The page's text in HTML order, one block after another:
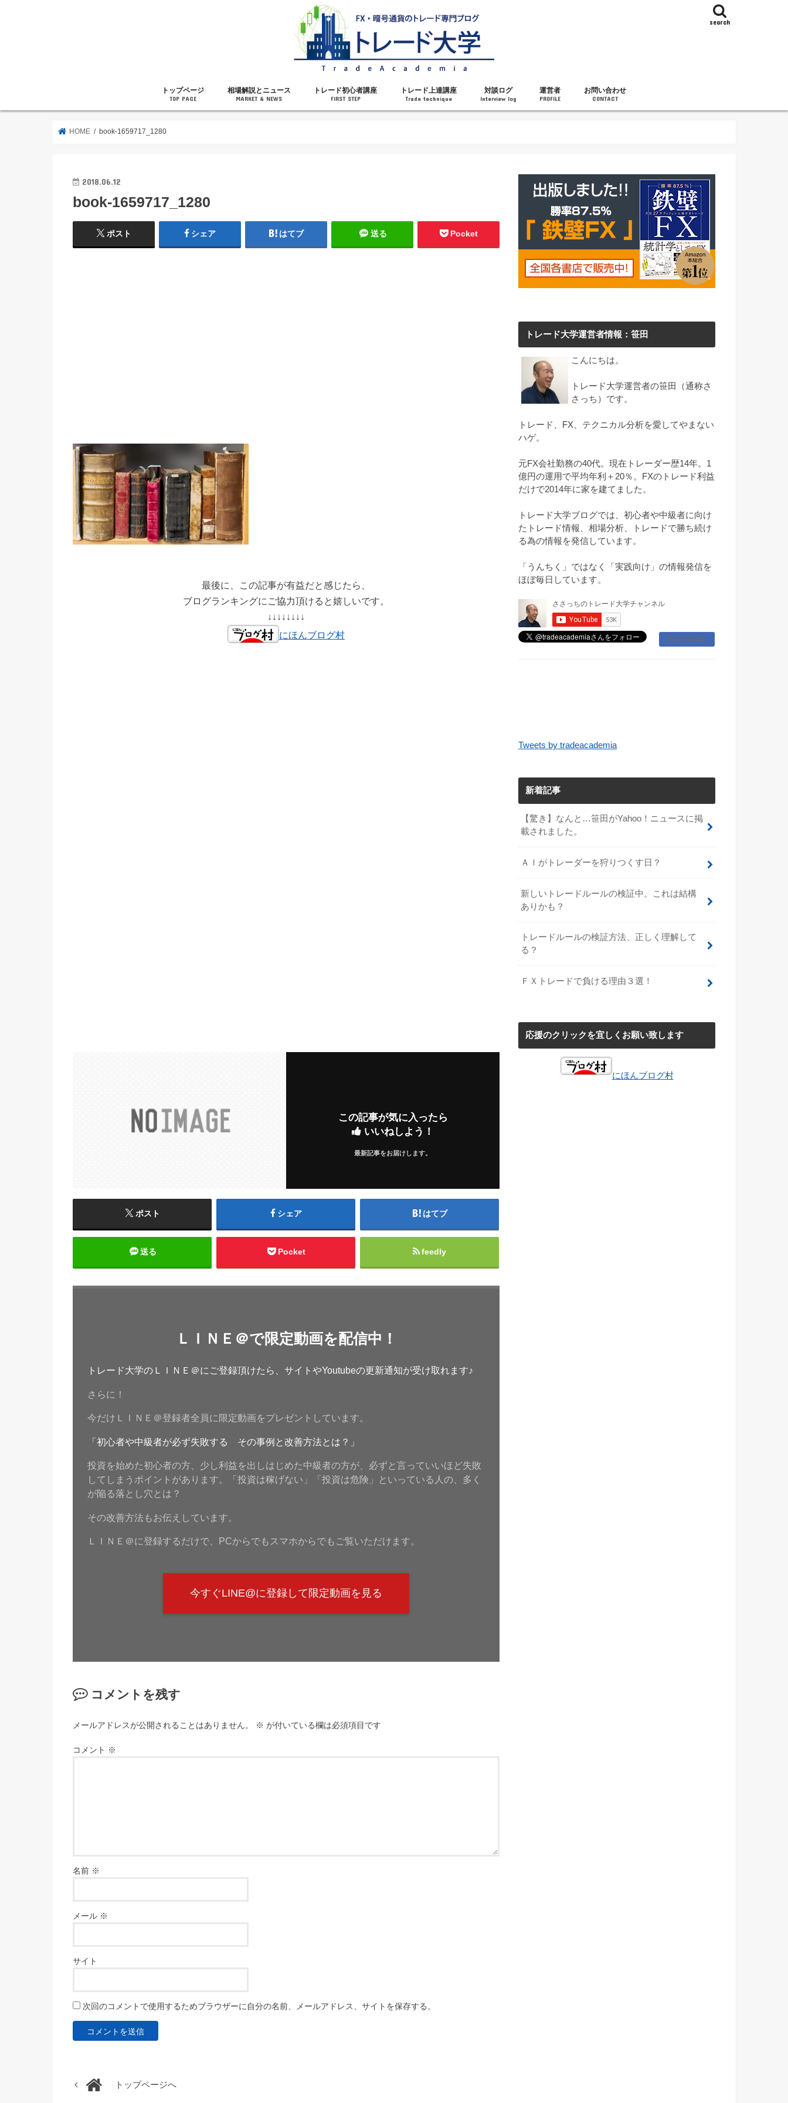
search
トップページ
TOP PAGE
相場解説とニュース
MARKET & NEWS
トレード初心者講座
FIRST STEP
トレード上達講座
Trade technique
対談ログ
Interview log
運営者
PROFILE
お問い合わせ
CONTACT
HOME book-1659717_1280
2018.06.12
book-1659717_1280
ポスト シェア はてブ 送る Pocket
最後に、この記事が有益だと感じたら、
ブログランキングにご協力頂けると嬉しいです。
↓↓↓↓↓↓↓↓
にほんブログ村
この記事が気に入ったら
いいねしよう！
最新記事をお届けします。
ポスト シェア はてブ
送る Pocket feedly
ＬＩＮＥ＠で限定動画を配信中！
トレード大学のＬＩＮＥ＠にご登録頂けたら、サイトやYoutubeの更新通知が受け取れます♪
さらに！
今だけＬＩＮＥ＠登録者全員に限定動画をプレゼントしています。
「初心者や中級者が必ず失敗する その事例と改善方法とは？」
投資を始めた初心者の方、少し利益を出しはじめた中級者の方が、必ずと言っていいほど失敗
してしまうポイントがあります。「投資は稼げない」「投資は危険」といっている人の、多く
が陥る落とし穴とは？
その改善方法もお伝えしています。
ＬＩＮＥ＠に登録するだけで、PCからでもスマホからでもご覧いただけます。
今すぐLINE@に登録して限定動画を見る
コメントを残す
メールアドレスが公開されることはありません。 ※ が付いている欄は必須項目です
コメント ※
名前 ※
メール ※
サイト
次回のコメントで使用するためブラウザーに自分の名前、メールアドレス、サイトを保存する。
トップページへ
トレード大学運営者情報：笹田
こんにちは。
トレード大学運営者の笹田（通称さ
さっち）です。
トレード、FX、テクニカル分析を愛してやまない
ハゲ。
元FX会社勤務の40代。現在トレーダー歴14年。1
億円の運用で平均年利＋20％。FXのトレード利益
だけで2014年に家を建てました。
トレード大学ブログでは、初心者や中級者に向け
たトレード情報、相場分析、トレードで勝ち続け
る為の情報を発信しています。
「うんちく」ではなく「実践向け」の情報発信を
ほぼ毎日しています。
Facebook
Tweets by tradeacademia
新着記事
【驚き】なんと…笹田がYahoo！ニュースに掲
載されました。
ＡＩがトレーダーを狩りつくす日？
新しいトレードルールの検証中。これは結構
ありかも？
トレードルールの検証方法、正しく理解して
る？
ＦＸトレードで負ける理由３選！
応援のクリックを宜しくお願い致します
にほんブログ村